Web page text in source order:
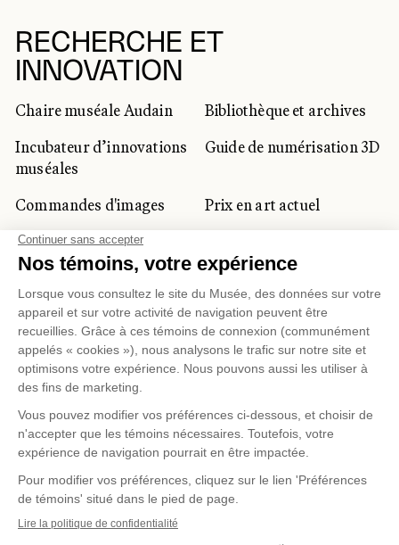
RECHERCHE ET
INNOVATION
Chaire muséale Audain
Bibliothèque et archives
Incubateur d’innovations
muséales
Guide de numérisation 3D
Commandes d'images
Prix en art actuel
Prix Lynne-Cohen
CLIENTÈLE CORPORATIVE
ET PRIVÉE
Location d'espaces
Activités corporatives
professionnels du
tourisme
Gestion des témoinsPolitique de confidentialité
Conditions d'utilisation Politique d'achat en ligne